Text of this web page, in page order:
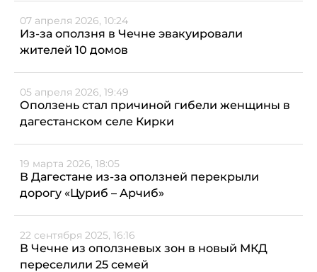
07 апреля 2026, 10:24
Из-за оползня в Чечне эвакуировали
жителей 10 домов
05 апреля 2026, 19:49
Оползень стал причиной гибели женщины в
дагестанском селе Кирки
19 марта 2026, 18:05
В Дагестане из-за оползней перекрыли
дорогу «Цуриб – Арчиб»
22 сентября 2025, 16:16
В Чечне из оползневых зон в новый МКД
переселили 25 семей